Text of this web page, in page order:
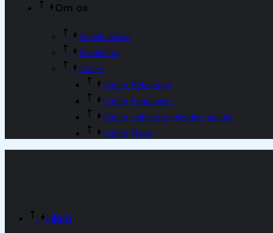
Om os
Socialt ansvar
Kontakt os
Galleri
Galleri Belægning
Galleri Fundament
Galleri etablering udendørs arealer
Galleri Hegn
Hjem